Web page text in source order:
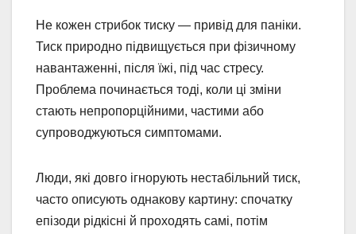
Не кожен стрибок тиску — привід для паніки.
Тиск природно підвищується при фізичному
навантаженні, після їжі, під час стресу.
Проблема починається тоді, коли ці зміни
стають непропорційними, частими або
супроводжуються симптомами.
Люди, які довго ігнорують нестабільний тиск,
часто описують однакову картину: спочатку
епізоди рідкісні й проходять самі, потім